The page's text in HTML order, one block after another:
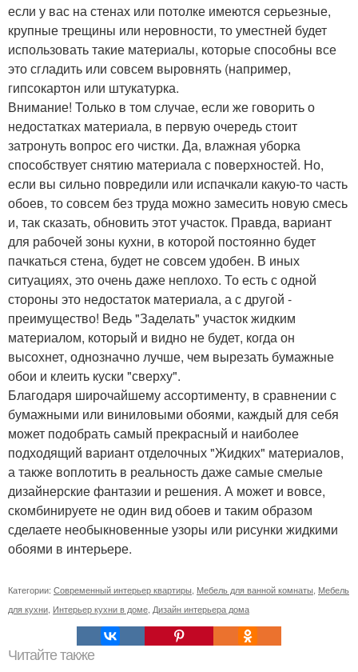
если у вас на стенах или потолке имеются серьезные,
крупные трещины или неровности, то уместней будет
использовать такие материалы, которые способны все
это сгладить или совсем выровнять (например,
гипсокартон или штукатурка.
Внимание! Только в том случае, если же говорить о
недостатках материала, в первую очередь стоит
затронуть вопрос его чистки. Да, влажная уборка
способствует снятию материала с поверхностей. Но,
если вы сильно повредили или испачкали какую-то часть
обоев, то совсем без труда можно замесить новую смесь
и, так сказать, обновить этот участок. Правда, вариант
для рабочей зоны кухни, в которой постоянно будет
пачкаться стена, будет не совсем удобен. В иных
ситуациях, это очень даже неплохо. То есть с одной
стороны это недостаток материала, а с другой -
преимущество! Ведь "Заделать" участок жидким
материалом, который и видно не будет, когда он
высохнет, однозначно лучше, чем вырезать бумажные
обои и клеить куски "сверху".
Благодаря широчайшему ассортименту, в сравнении с
бумажными или виниловыми обоями, каждый для себя
может подобрать самый прекрасный и наиболее
подходящий вариант отделочных "Жидких" материалов,
а также воплотить в реальность даже самые смелые
дизайнерские фантазии и решения. А может и вовсе,
скомбинируете не один вид обоев и таким образом
сделаете необыкновенные узоры или рисунки жидкими
обоями в интерьере.
Категории: Современный интерьер квартиры, Мебель для ванной комнаты, Мебель
для кухни, Интерьер кухни в доме, Дизайн интерьера дома
Читайте также